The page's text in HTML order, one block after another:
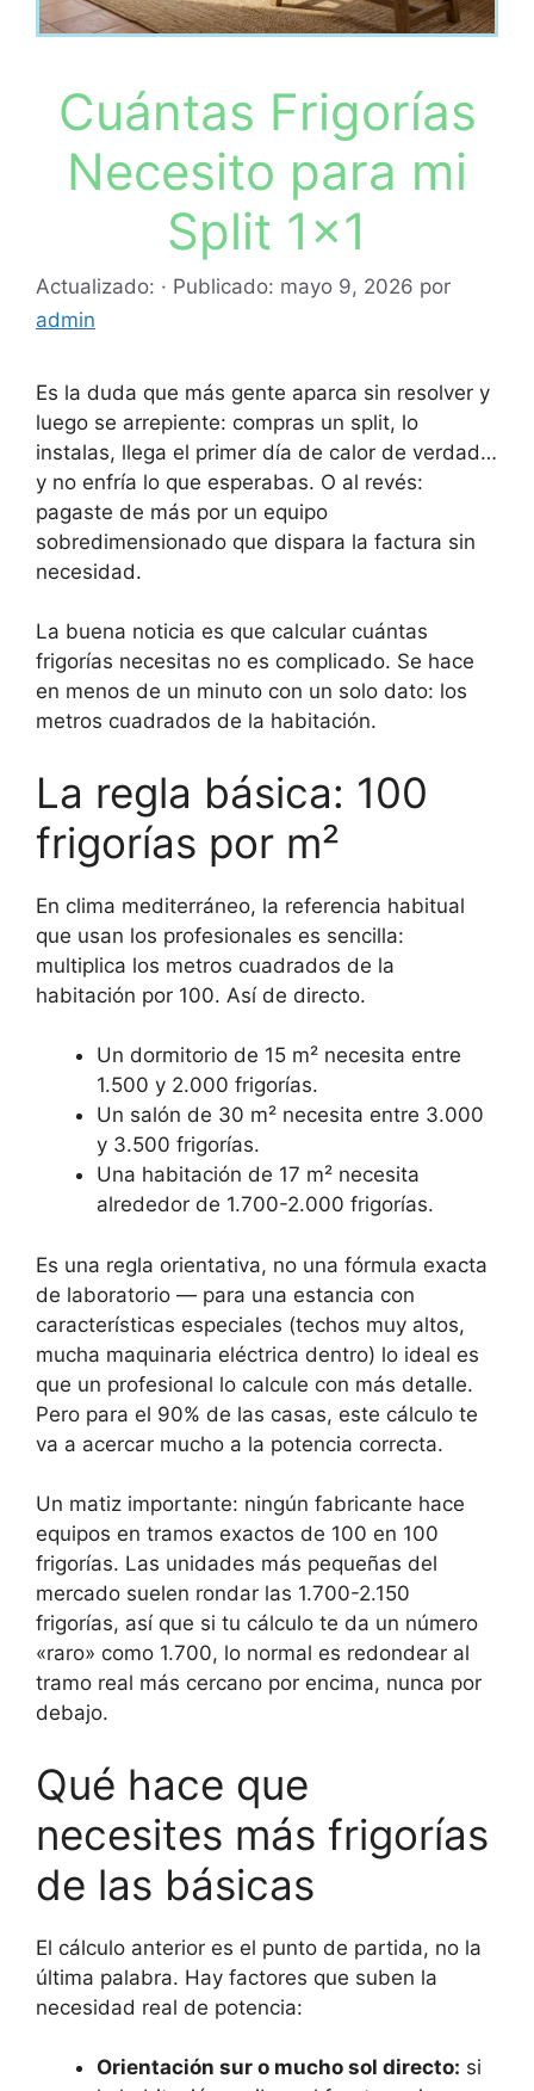
Cuántas Frigorías
Necesito para mi
Split 1×1
Actualizado: · Publicado: mayo 9, 2026 por
admin
Es la duda que más gente aparca sin resolver y
luego se arrepiente: compras un split, lo
instalas, llega el primer día de calor de verdad…
y no enfría lo que esperabas. O al revés:
pagaste de más por un equipo
sobredimensionado que dispara la factura sin
necesidad.
La buena noticia es que calcular cuántas
frigorías necesitas no es complicado. Se hace
en menos de un minuto con un solo dato: los
metros cuadrados de la habitación.
La regla básica: 100
frigorías por m²
En clima mediterráneo, la referencia habitual
que usan los profesionales es sencilla:
multiplica los metros cuadrados de la
habitación por 100. Así de directo.
Un dormitorio de 15 m² necesita entre
1.500 y 2.000 frigorías.
Un salón de 30 m² necesita entre 3.000
y 3.500 frigorías.
Una habitación de 17 m² necesita
alrededor de 1.700-2.000 frigorías.
Es una regla orientativa, no una fórmula exacta
de laboratorio — para una estancia con
características especiales (techos muy altos,
mucha maquinaria eléctrica dentro) lo ideal es
que un profesional lo calcule con más detalle.
Pero para el 90% de las casas, este cálculo te
va a acercar mucho a la potencia correcta.
Un matiz importante: ningún fabricante hace
equipos en tramos exactos de 100 en 100
frigorías. Las unidades más pequeñas del
mercado suelen rondar las 1.700-2.150
frigorías, así que si tu cálculo te da un número
«raro» como 1.700, lo normal es redondear al
tramo real más cercano por encima, nunca por
debajo.
Qué hace que
necesites más frigorías
de las básicas
El cálculo anterior es el punto de partida, no la
última palabra. Hay factores que suben la
necesidad real de potencia:
Orientación sur o mucho sol directo: si